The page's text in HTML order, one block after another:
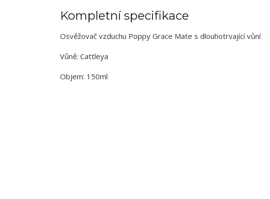
Kompletní specifikace
Osvěžovač vzduchu Poppy Grace Mate s dlouhotrvající vůní
Vůně: Cattleya
Objem: 150ml